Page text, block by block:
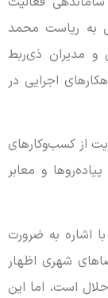
به ریاست محمد
و مدیران ذی‌ربط
اجرایی در
از کسب‌وکارهای
و معابر
اشاره به ضرورت
شهری اظهار
است، اما این